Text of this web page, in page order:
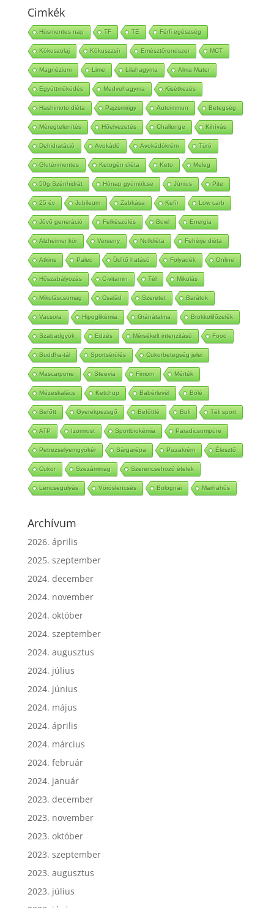
Cimkék
Húsmentes nap TF TE Férfi egészség
Kókuszolaj Kókuszzsír Emésztőrendszer MCT
Magnézium Lime Lilahagyma Alma Mater
Együttműködés Medvehagyma Kisétkezés
Hashimoto diéta Pajzsmirigy Autoimmun Betegség
Méregtelenítés Hőelvezetés Challenge Kihívás
Dehidratáció Avokádó Avokádókrém Túró
Gluténmentes Ketogén diéta Keto Meleg
50g Szénhidrát Hónap gyümölcse Június Pite
25 év Jubileum Zabkása Kefír Low carb
Jővő generáció Felkészülés Bowl Energia
Alzheimer kór Verseny Nulldiéta Fehérje diéta
Atkins Paleo Üdítő hatású Folyadék Online
Hőszabályozás C-vitamin Tél Mikulás
Mikuláscsomag Család Szeretet Barátok
Vacsora Hipoglikémia Gránátalma Brokkolifőzelék
Szabadgyök Edzés Mérsékelt intenzitású Food
Buddha-tál Sportsérülés Cukorbetegség jelei
Mascarpone Steevia Fimom Mérték
Mézeskalács Ketchup Babérlevél Bólé
Befőtt Gyerekpezsgő Befőttlé Buli Téli sport
ATP Izomrost Sportbiokémia Paradicsompüre
Petrezselyemgyökér Sárgarépa Pizzakrém Élesztő
Cukor Szezámmag Szerencsehozó ételek
Lencsegulyás Vöröslencsés Bolognai Marhahús
Archívum
2026. április
2025. szeptember
2024. december
2024. november
2024. október
2024. szeptember
2024. augusztus
2024. július
2024. június
2024. május
2024. április
2024. március
2024. február
2024. január
2023. december
2023. november
2023. október
2023. szeptember
2023. augusztus
2023. július